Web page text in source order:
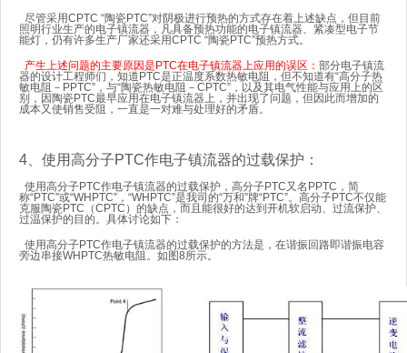
尽管采用CPTC “陶瓷PTC”对阴极进行预热的方式存在着上述缺点，但目前
照明行业生产的电子镇流器，凡具备预热功能的电子镇流器、紧凑型电子节
能灯，仍有许多生产厂家还采用CPTC “陶瓷PTC”预热方式。
产生上述问题的主要原因是PTC在电子镇流器上应用的误区： 部分电子镇流
器的设计工程师们，知道PTC是正温度系数热敏电阻，但不知道有“高分子热
敏电阻－ PPTC”，与“陶瓷热敏电阻－CPTC”，以及其电气性能与应用上的区
别，因陶瓷PTC最早应用在电子镇流器上，并出现了问题，但因此而增加的
成本又使销售受阻，一直是一对难与处理好的矛盾。
4、使用高分子PTC作电子镇流器的过载保护：
使用高分子PTC作电子镇流器的过载保护，高分子PTC又名 PPTC ，简
称“PTC”或“WHPTC”，“WHPTC”是我司的“万和”牌“PTC”。高分子PTC不仅能
克服陶瓷PTC（CPTC）的缺点，而且能很好的达到开机软启动、 过流保护、
过温保护的目的。具体讨论如下：
使用高分子PTC作电子镇流器的过载保护的方法是，在谐振回路即谐振电容
旁边串接WHPTC热敏电阻。如图8所示。